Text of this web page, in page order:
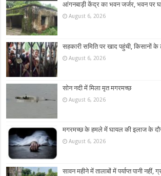
आंगनबाड़ी केंद्र का भवन जर्जर, भवन पर
August 6, 2026
सहकारी समिति पर खाद पहुंची, किसानों
August 6, 2026
सोन नदी में मिला मृत मगरमच्छ
August 6, 2026
मगरमच्छ के हमले में घायल की इलाज के
August 6, 2026
सावन महीने में तालाबों में पर्याप्त पानी नहीं,